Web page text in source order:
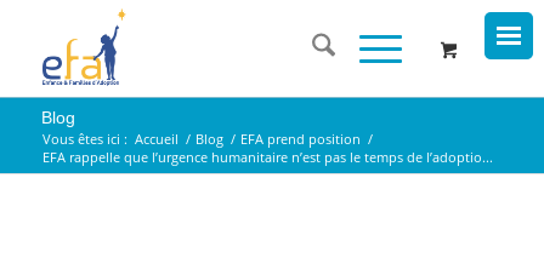
Blog
Vous êtes ici : Accueil / Blog / EFA prend position /
EFA rappelle que l’urgence humanitaire n’est pas le temps de l’adoptio...